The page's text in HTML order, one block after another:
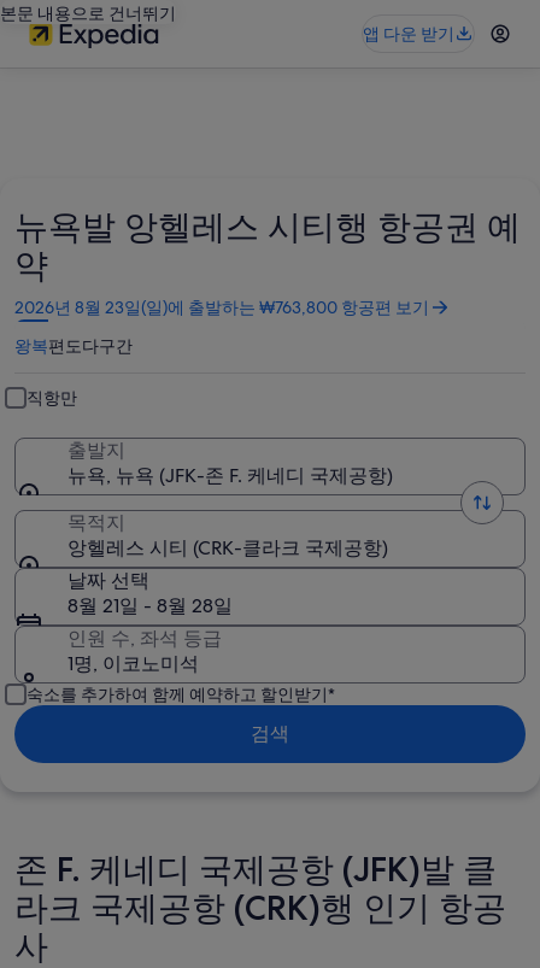
본문 내용으로 건너뛰기
앱 다운 받기
뉴욕발 앙헬레스 시티행 항공권 예
약
2026년 8월 23일(일)에 출발하는 ₩763,800 항공편 보기
새
창
에
열
림
왕복편도다구간
직항만
출발지
뉴욕, 뉴욕 (JFK-존 F. 케네디 국제공항)
목적지
앙헬레스 시티 (CRK-클라크 국제공항)
날짜 선택
8월 21일 - 8월 28일
인원 수, 좌석 등급
1명, 이코노미석
숙소를 추가하여 함께 예약하고 할인받기*
검색
존 F. 케네디 국제공항 (JFK)발 클
라크 국제공항 (CRK)행 인기 항공
사